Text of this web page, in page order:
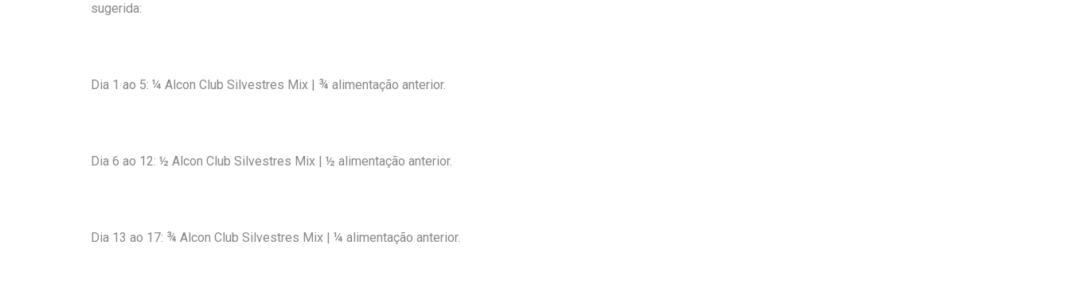
sugerida:
Dia 1 ao 5: ¼ Alcon Club Silvestres Mix | ¾ alimentação anterior.
Dia 6 ao 12: ½ Alcon Club Silvestres Mix | ½ alimentação anterior.
Dia 13 ao 17: ¾ Alcon Club Silvestres Mix | ¼ alimentação anterior.